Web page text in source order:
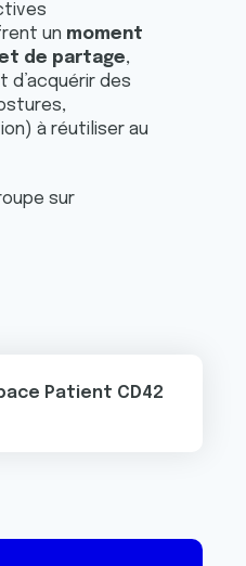
un moment
de partage,
des
à réutiliser au
sur
Patient CD42